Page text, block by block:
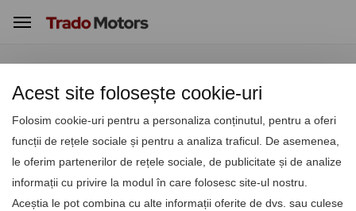
Date fiscale
TRADO MOTORS SRL
J22/4/2001
Acest site folosește cookie-uri
Folosim cookie-uri pentru a personaliza conținutul, pentru a oferi
funcții de rețele sociale și pentru a analiza traficul. De asemenea,
le oferim partenerilor de rețele sociale, de publicitate și de analize
informații cu privire la modul în care folosesc site-ul nostru.
Aceștia le pot combina cu alte informații oferite de dvs. sau culese